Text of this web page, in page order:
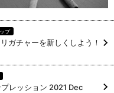
プ
ガチャーを新しくしよう！
レッション 2021 Dec